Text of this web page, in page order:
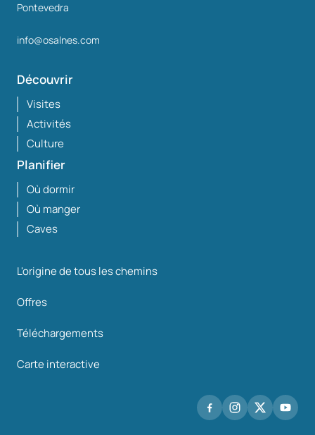
Pontevedra
info@osalnes.com
Découvrir
Visites
Activités
Culture
Planifier
Où dormir
Où manger
Caves
L'origine de tous les chemins
Offres
Téléchargements
Carte interactive